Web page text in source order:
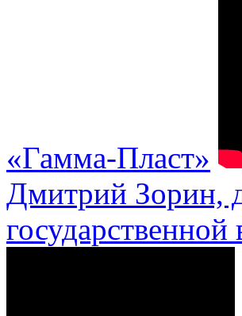
«Гамма-Пласт»
Дмитрий Зорин,